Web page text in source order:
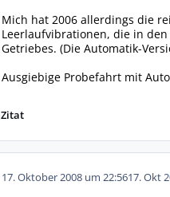
Mich hat 2006 allerdings die
Leerlaufvibrationen, die in
Getriebes. (Die Automatik-
Ausgiebige Probefahrt mit
Zitat
17. Oktober 2008 um 22:5617. Okt